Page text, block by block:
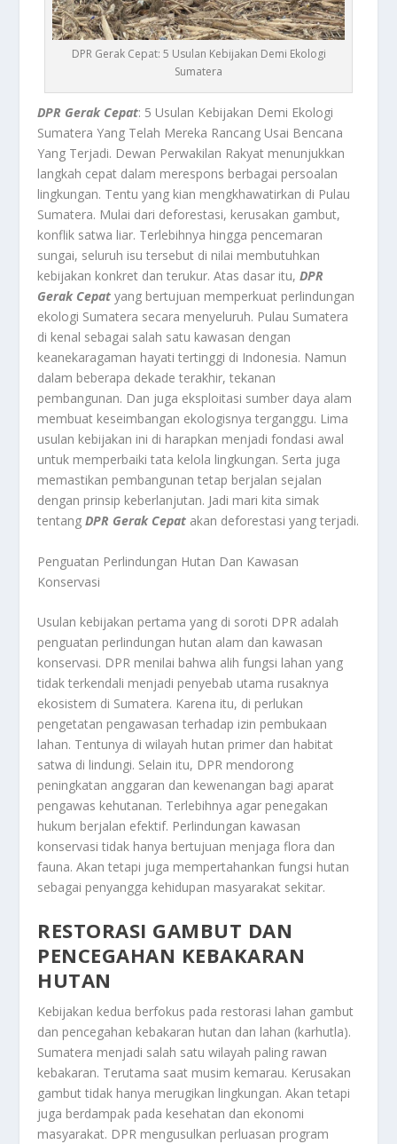
DPR Gerak Cepat: 5 Usulan Kebijakan Demi Ekologi
Sumatera
DPR Gerak Cepat: 5 Usulan Kebijakan Demi Ekologi
Sumatera Yang Telah Mereka Rancang Usai Bencana
Yang Terjadi. Dewan Perwakilan Rakyat menunjukkan
langkah cepat dalam merespons berbagai persoalan
lingkungan. Tentu yang kian mengkhawatirkan di Pulau
Sumatera. Mulai dari deforestasi, kerusakan gambut,
konflik satwa liar. Terlebihnya hingga pencemaran
sungai, seluruh isu tersebut di nilai membutuhkan
kebijakan konkret dan terukur. Atas dasar itu,DPR
Gerak Cepat yang bertujuan memperkuat perlindungan
ekologi Sumatera secara menyeluruh. Pulau Sumatera
di kenal sebagai salah satu kawasan dengan
keanekaragaman hayati tertinggi di Indonesia. Namun
dalam beberapa dekade terakhir, tekanan
pembangunan. Dan juga eksploitasi sumber daya alam
membuat keseimbangan ekologisnya terganggu. Lima
usulan kebijakan ini di harapkan menjadi fondasi awal
untuk memperbaiki tata kelola lingkungan. Serta juga
memastikan pembangunan tetap berjalan sejalan
dengan prinsip keberlanjutan. Jadi mari kita simak
tentangDPR Gerak Cepat akan deforestasi yang terjadi.
Penguatan Perlindungan Hutan Dan Kawasan
Konservasi
Usulan kebijakan pertama yang di soroti DPR adalah
penguatan perlindungan hutan alam dan kawasan
konservasi. DPR menilai bahwa alih fungsi lahan yang
tidak terkendali menjadi penyebab utama rusaknya
ekosistem di Sumatera. Karena itu, di perlukan
pengetatan pengawasan terhadap izin pembukaan
lahan. Tentunya di wilayah hutan primer dan habitat
satwa di lindungi. Selain itu, DPR mendorong
peningkatan anggaran dan kewenangan bagi aparat
pengawas kehutanan. Terlebihnya agar penegakan
hukum berjalan efektif. Perlindungan kawasan
konservasi tidak hanya bertujuan menjaga flora dan
fauna. Akan tetapi juga mempertahankan fungsi hutan
sebagai penyangga kehidupan masyarakat sekitar.
RESTORASI GAMBUT DAN
PENCEGAHAN KEBAKARAN
HUTAN
Kebijakan kedua berfokus pada restorasi lahan gambut
dan pencegahan kebakaran hutan dan lahan (karhutla).
Sumatera menjadi salah satu wilayah paling rawan
kebakaran. Terutama saat musim kemarau. Kerusakan
gambut tidak hanya merugikan lingkungan. Akan tetapi
juga berdampak pada kesehatan dan ekonomi
masyarakat. DPR mengusulkan perluasan program